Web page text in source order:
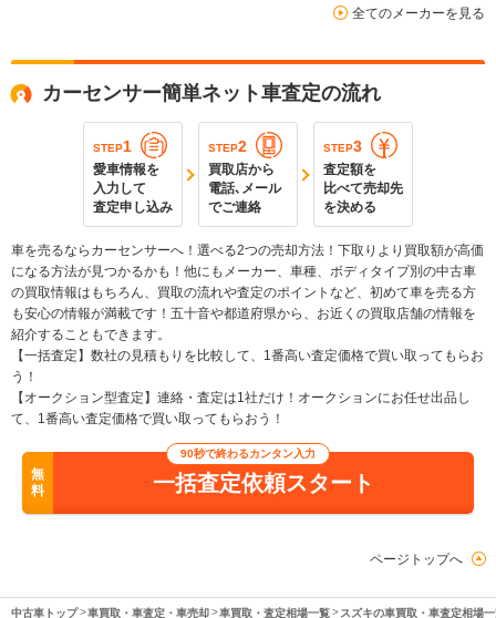
全てのメーカーを見る
カーセンサー簡単ネット車査定の流れ
STEP1
愛車情報を
入力して
査定申し込み
STEP2
買取店から
電話､メール
でご連絡
STEP3
査定額を
比べて売却先
を決める
車を売るならカーセンサーへ！選べる2つの売却方法！下取りより買取額が高価
になる方法が見つかるかも！他にもメーカー、車種、ボディタイプ別の中古車
の買取情報はもちろん、買取の流れや査定のポイントなど、初めて車を売る方
も安心の情報が満載です！五十音や都道府県から、お近くの買取店舗の情報を
紹介することもできます。
【一括査定】数社の見積もりを比較して、1番高い査定価格で買い取ってもらお
う！
【オークション型査定】連絡・査定は1社だけ！オークションにお任せ出品し
て、1番高い査定価格で買い取ってもらおう！
無
料
90秒で終わるカンタン入力
一括査定依頼スタート
ページトップへ
中古車トップ 車買取・車査定・車売却 車買取・査定相場一覧 スズキの車買取・車査定相場